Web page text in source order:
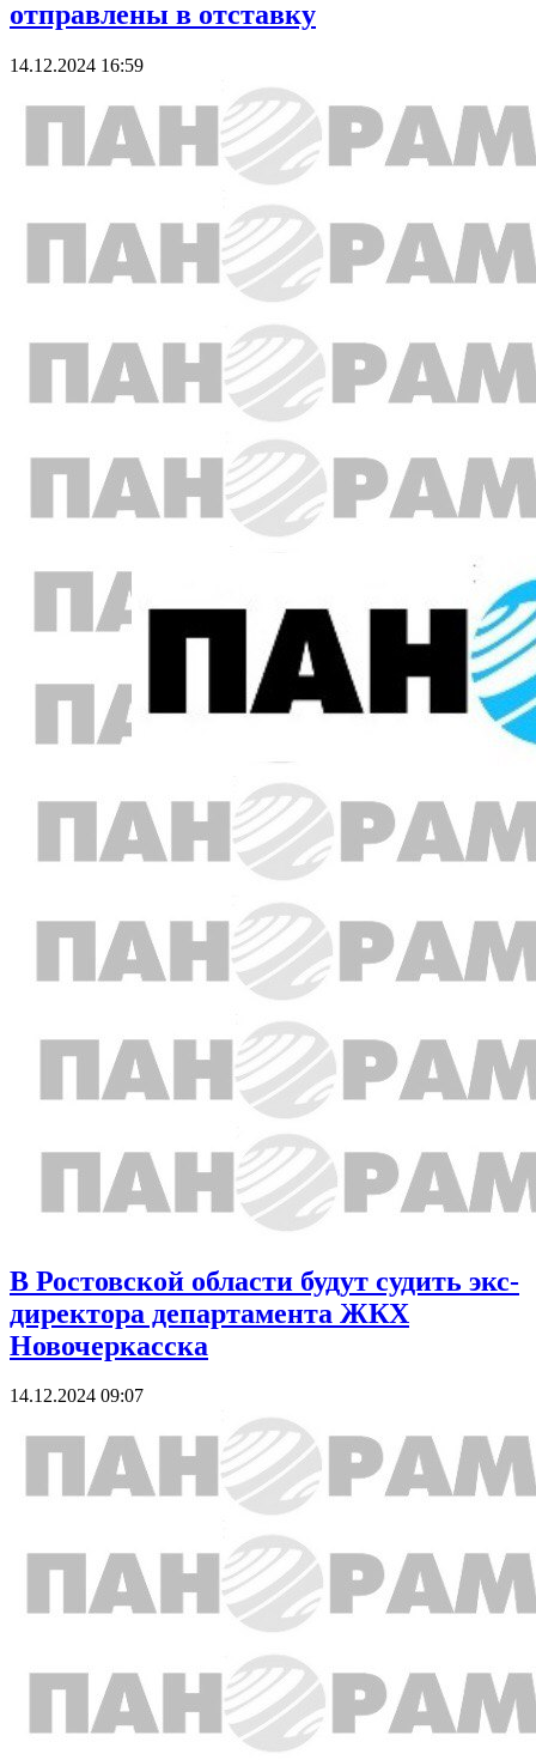
отправлены в отставку
14.12.2024 16:59
В Ростовской области будут судить экс-
директора департамента ЖКХ
Новочеркасска
14.12.2024 09:07